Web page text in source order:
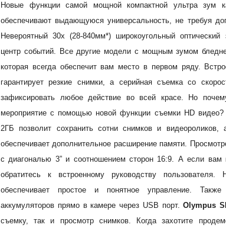
Новые функции самой мощной компактной ультра зум
обеспечивают выдающуюся универсальность, не требуя
Невероятный 30х (28-840мм*) широкоугольный
центр событий. Все другие модели с мощным зумом
которая всегда обеспечит вам место в первом ряду.
гарантирует резкие снимки, а серийная съемка со
зафиксировать любое действие во всей красе. Но
мероприятие с помощью новой функции съемки HD
2ГБ позволит сохранить сотни снимков и
обеспечивает дополнительное расширение памяти.
с диагональю 3” и соотношением сторон 16:9. А если вам
обратитесь к встроенному руководству
обеспечивает простое и понятное управление.
аккумуляторов прямо в камере через USB порт.Olympus
съемку, так и просмотр снимков. Когда захотите